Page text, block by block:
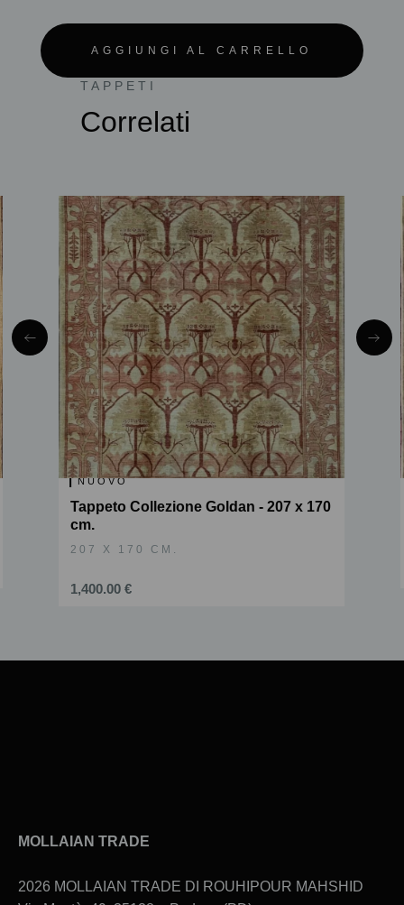
AGGIUNGI AL CARRELLO
TAPPETI
Correlati
NUOVO
Tappeto Collezione Goldan - 207 x 170
cm.
207 X 170 CM.
1,400.00 €
MOLLAIAN TRADE
2026 MOLLAIAN TRADE DI ROUHIPOUR MAHSHID